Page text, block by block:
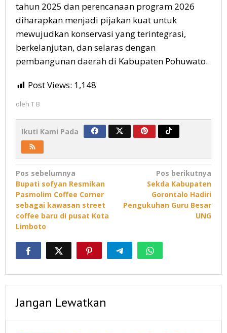
tahun 2025 dan perencanaan program 2026
diharapkan menjadi pijakan kuat untuk
mewujudkan konservasi yang terintegrasi,
berkelanjutan, dan selaras dengan
pembangunan daerah di Kabupaten Pohuwato.
Post Views: 1,148
oleh T B
Ikuti Kami Pada
Navigasi
pos
Pos sebelumnya
Bupati sofyan Resmikan
Pasmolim Coffee Corner
sebagai kawasan street
coffee baru di pusat Kota
Limboto
Pos berikutnya
Sekda Kabupaten
Gorontalo Hadiri
Pengukuhan Guru Besar
UNG
Jangan Lewatkan